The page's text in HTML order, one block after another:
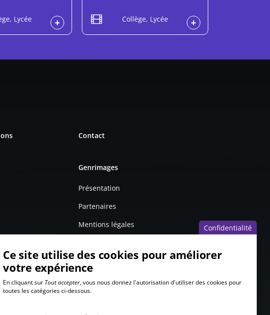
Lycée Collège, Lycée
Contact
Genrimages
Présentation
Partenaires
Mentions légales
Confidentialité
Ce site utilise des cookies pour améliorer
votre expérience
En cliquant sur Tout accepter, vous nous donnez l'autorisation d'utiliser des cookies pour
toutes les catégories ci-dessous.